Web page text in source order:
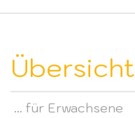
Übersicht
… für Erwachsene